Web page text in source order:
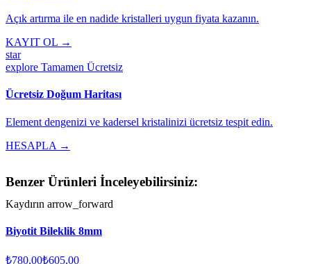
Açık artırma ile en nadide kristalleri uygun fiyata kazanın.
KAYIT OL →
star
explore Tamamen Ücretsiz
Ücretsiz Doğum Haritası
Element dengenizi ve kadersel kristalinizi ücretsiz tespit edin.
HESAPLA →
Benzer Ürünleri İnceleyebilirsiniz:
Kaydırın arrow_forward
Biyotit Bileklik 8mm
₺780,00₺605,00